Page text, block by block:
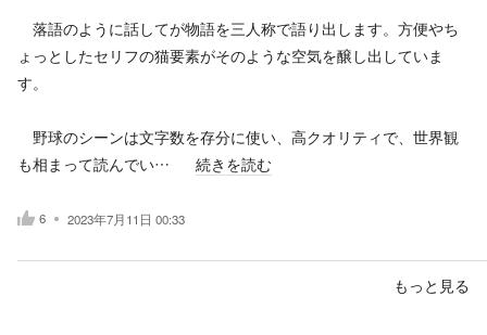
落語のように話してが物語を三人称で語り出します。方便やち
ょっとしたセリフの猫要素がそのような空気を醸し出していま
す。
野球のシーンは文字数を存分に使い、高クオリティで、世界観
も相まって読んでい…
続きを読む
6 2023年7月11日 00:33
もっと見る